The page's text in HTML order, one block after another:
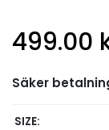
499.00
Säker
SIZE